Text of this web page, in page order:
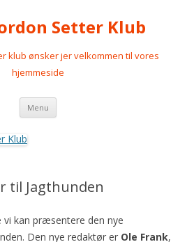
Setter Klub
klub ønsker jer velkommen til vores
hjemmeside
Menu Videre
indhold
til Jagthunden
kan præsentere den nye
Den nye redaktør er Ole Frank,